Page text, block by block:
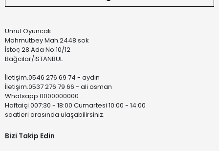
Umut Oyuncak
Mahmutbey Mah.2448 sok
İstoç 28.Ada No:10/12
Bağcılar/İSTANBUL
İletişim.0546 276 69 74 - aydın
İletişim.0537 276 79 66 - ali osman
Whatsapp.0000000000
Haftaiçi 007:30 - 18:00 Cumartesi 10:00 - 14:00
saatleri arasında ulaşabilirsiniz.
Bizi Takip Edin